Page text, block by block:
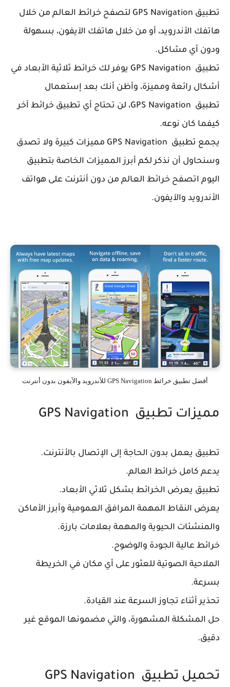
تطبيق
GPS Navigation لتصفح خرائط العالم من خلال
هاتفك الأندرويد، أو من خلال هاتفك الآيفون، بسهولة
ودون أي مشاكل.
تطبيق GPS Navigation يوفر لك خرائط ثلاثية الأبعاد في
أشكال رائعة ومميزة، وأظن أنك بعد إستعمال
تطبيق GPS Navigation، لن تحتاج أي تطبيق خرائط آخر
كيفما كان نوعه.
يجمع تطبيق GPS Navigation مميزات كبيرة ولا تصدق
وسنحاول أن نذكر لكم أبرز المميزات الخاصة بتطبيق
اليوم اتصفح خرائط العالم من دون أنترنت على هواتف
الأندرويد والآيفون.
أفضل تطبيق خرائط GPS Navigation للأندرويد والآيفون بدون أنترنت
مميزات تطبيق GPS Navigation
تطبيق يعمل بدون الحاجة إلى الإتصال بالأنترنت.
يدعم كامل خرائط العالم.
تطبيق يعرض الخرائط بشكل ثلاثي الأبعاد.
يعرض النقاط المهمة المرافق العمومية وأبرز الأماكن
والمنشئات الحيوية والمهمة بعلامات بارزة.
خرائط عالية الجودة والوضوح.
الملاحية الصوتية للعثور على أي مكان في الخريطة
بسرعة.
تحذير أثناء تجاوز السرعة عند القيادة.
حل المشكلة المشهورة، والتي مضمونها الموقع غير
دقيق.
تحميل تطبيق GPS Navigation